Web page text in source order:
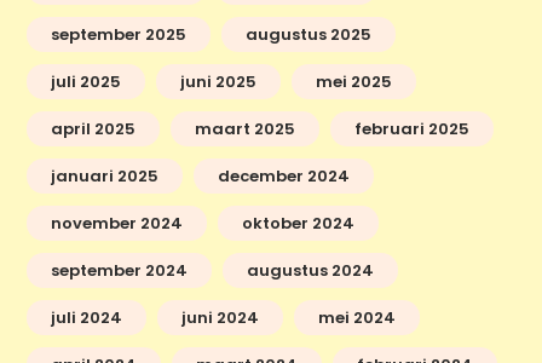
september 2025 augustus 2025
juli 2025 juni 2025 mei 2025
april 2025 maart 2025 februari 2025
januari 2025 december 2024
november 2024 oktober 2024
september 2024 augustus 2024
juli 2024 juni 2024 mei 2024